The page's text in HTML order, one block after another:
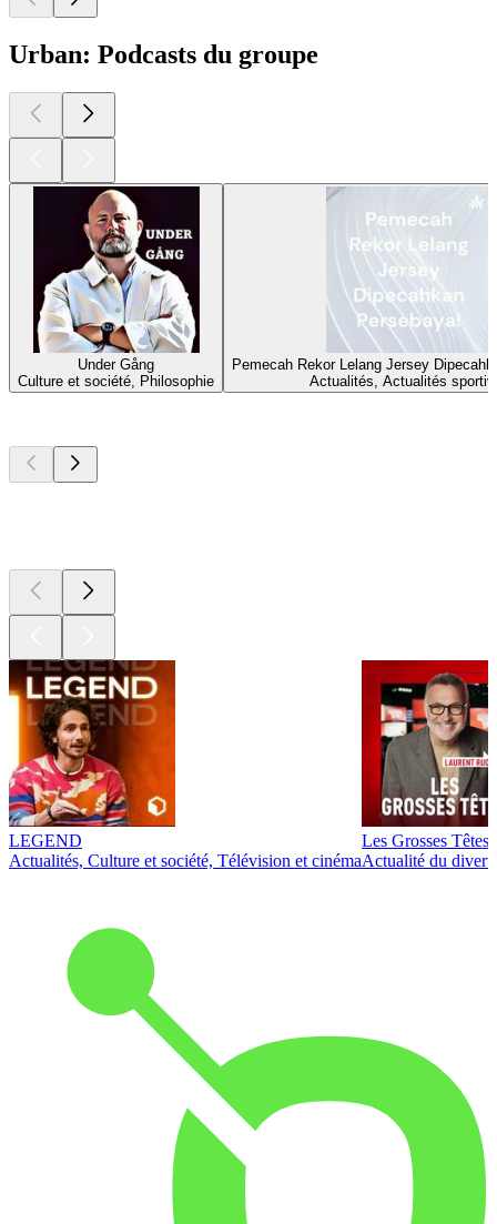
Urban: Podcasts du groupe
Under Gång
Culture et société, Philosophie
Pemecah Rekor Lelang Jersey
Actualités, Actualités
LEGEND
Actualités, Culture et société, Télévision et cinéma
Les Grosses Têtes
Actualité du